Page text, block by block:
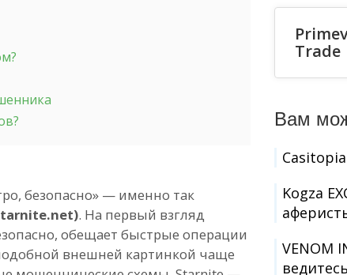
безопасно» — именно так
. На первый взгляд
обещает быстрые операции
внешней картинкой чаще
Trade
Вам
Kogza
VENOM